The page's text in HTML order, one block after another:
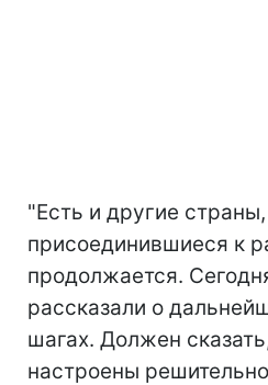
"Есть и другие страны,
присоединившиеся к
продолжается.
рассказали о
шагах. Должен
настроены